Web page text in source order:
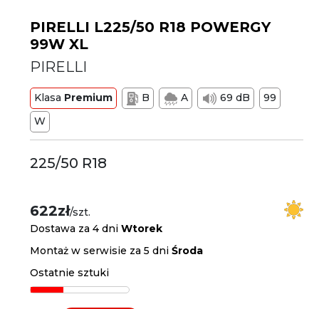
PIRELLI L225/50 R18 POWERGY
99W XL
PIRELLI
Klasa Premium B A 69 dB
99
W
225/50 R18
622zł/szt.
Dostawa za 4 dniWtorek
Montaż w serwisie za 5 dniŚroda
Ostatnie sztuki